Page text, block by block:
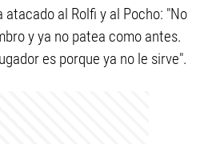
al Rolfi y al Pocho: "No
y ya no patea como antes.
es porque ya no le sirve".